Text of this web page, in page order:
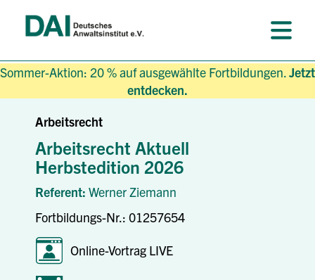
Sommer-Aktion: 20 % auf ausgewählte Fortbildungen.Jetzt
entdecken.
Arbeitsrecht
Arbeitsrecht Aktuell
Herbstedition 2026
Referent: Werner Ziemann
Fortbildungs-Nr.: 01257654
Online-Vortrag LIVE